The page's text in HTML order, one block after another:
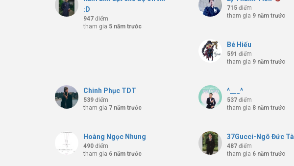
:D
947 điểm
tham gia 5 năm trước
715điểm
tham gia 9 năm trước
Bé Hiếu
591 điểm
tham gia 9 năm trước
Chinh Phục TDT
539 điểm
tham gia 7 năm trước
^___^
537điểm
tham gia 8 năm trước
Hoàng Ngọc Nhung
490 điểm
tham gia 6 năm trước
37Gucci-Ngô Đức
487điểm
tham gia 6 năm trước